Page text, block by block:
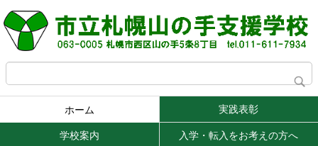
ホーム 実践表彰
学校案内 入学・転入をお考えの方へ